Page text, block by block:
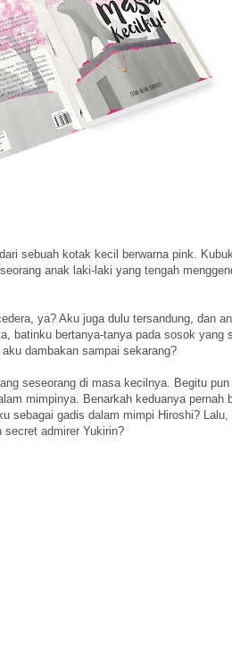
sebuah kotak kecil berwarna pink.
anak laki-laki yang tengah
ya? Aku juga dulu tersandung, dan
batinku bertanya-tanya pada sosok yang
dambakan sampai sekarang?
seseorang di masa kecilnya. Begitu
mimpinya. Benarkah keduanya pernah
sebagai gadis dalam mimpi Hiroshi?
admirer Yukirin?